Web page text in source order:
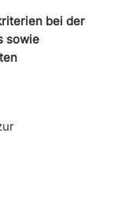
bei der
sowie